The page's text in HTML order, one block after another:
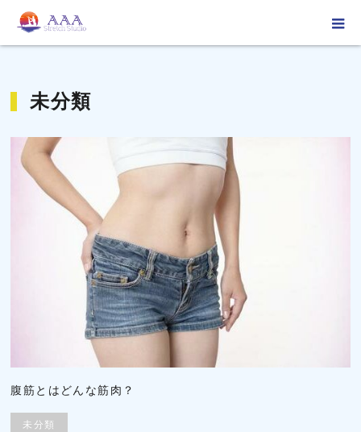
ブログ
未分類
腹筋とはどんな筋肉？
未分類